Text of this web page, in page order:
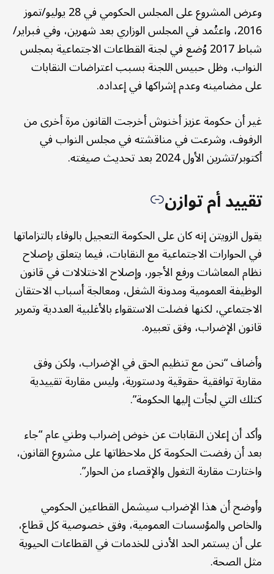
وعرض المشروع على المجلس الحكومي في 28 يوليو/تموز
2016، واعتُمد في المجلس الوزاري بعد شهرين، وفي فبراير/
شباط 2017 وُضع في لجنة القطاعات الاجتماعية بمجلس
النواب، وظل حبيس اللجنة بسبب اعتراضات النقابات
على مضامينه وعدم إشراكها في إعداده.
غير أن حكومة عزيز أخنوش أخرجت القانون مرة أخرى من
الرفوف، وشرعت في مناقشته في مجلس النواب في
أكتوبر/تشرين الأول 2024 بعد تحديث صيغته.
تقييد أم توازن
يقول الزويتن إنه كان على الحكومة التعجيل بالوفاء بالتزاماتها
في الحوارات الاجتماعية مع النقابات، فيما يتعلق بإصلاح
نظام المعاشات ورفع الأجور، وإصلاح الاختلالات في قانون
الوظيفة العمومية ومدونة الشغل، ومعالجة أسباب الاحتقان
الاجتماعي، لكنها فضلت الاستقواء بالأغلبية العددية وتمرير
قانون الإضراب، وفق تعبيره.
وأضاف “نحن مع تنظيم الحق في الإضراب، ولكن وفق
مقاربة توافقية حقوقية ودستورية، وليس مقاربة تقييدية
كتلك التي لجأت إليها الحكومة”.
وأكد أن إعلان النقابات عن خوض إضراب وطني عام “جاء
بعد أن رفضت الحكومة كل ملاحظاتها على مشروع القانون،
واختارت مقاربة التغول والإقصاء من الحوار”.
وأوضح أن هذا الإضراب سيشمل القطاعين الحكومي
والخاص والمؤسسات العمومية، وفق خصوصية كل قطاع،
على أن يستمر الحد الأدنى للخدمات في القطاعات الحيوية
مثل الصحة.